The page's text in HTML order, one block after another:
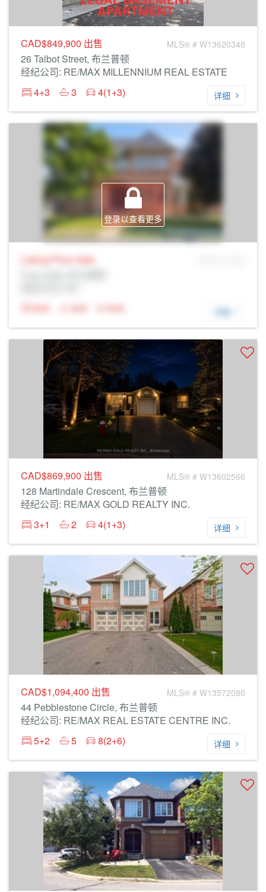
CAD$849,900 出售 MLS® # W13620348
26 Talbot Street, 布兰普顿
经纪公司: RE/MAX MILLENNIUM REAL ESTATE
4+3
3 4(1+3) 详细
登录以查看更多
Listing Price Sale
N/A
N/A N/A 详细
CAD$869,900 出售 MLS® # W13602566
128 Martindale Crescent, 布兰普顿
经纪公司: RE/MAX GOLD REALTY INC.
3+1
2 4(1+3) 详细
CAD$1,094,400 出售 MLS® # W13572080
44 Pebblestone Circle, 布兰普顿
经纪公司: RE/MAX REAL ESTATE CENTRE INC.
5+2
5 8(2+6) 详细